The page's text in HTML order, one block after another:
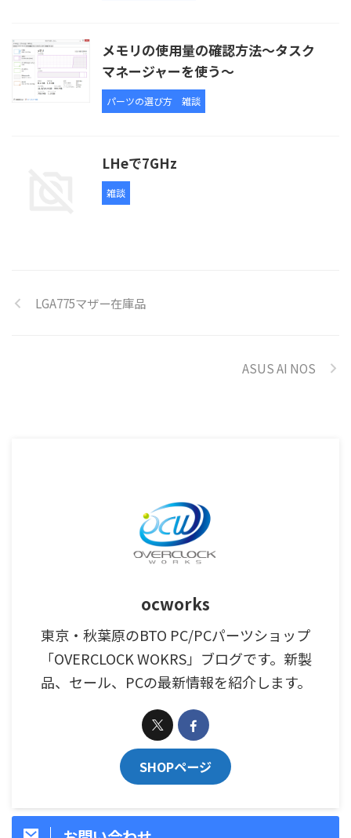
メモリの使用量の確認方法～タスク
マネージャーを使う～
パーツの選び方 雑談
LHeで7GHz
雑談
LGA775マザー在庫品
ASUS AI NOS
ocworks
東京・秋葉原のBTO PC/PCパーツショップ
「OVERCLOCK WOKRS」ブログです。新製
品、セール、PCの最新情報を紹介します。
SHOPページ